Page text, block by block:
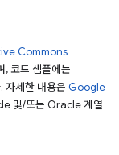
Commons
, 코드 샘플에는
자세한 내용은 Google
및/또는 Oracle 계열